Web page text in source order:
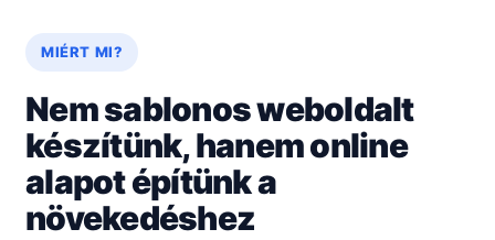
MIÉRT MI?
Nem sablonos weboldalt
készítünk, hanem online
alapot építünk a
növekedéshez